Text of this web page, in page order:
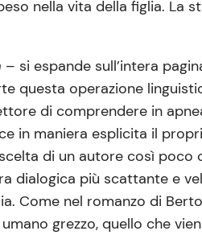
nella vita della figlia. La
– si espande sull’intera
questa operazione
di comprendere in
in maniera esplicita il
di un autore così
dialogica più scattante e
Come nel romanzo di
grezzo, quello che